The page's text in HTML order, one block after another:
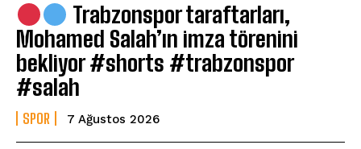
Trabzonspor taraftarları,
Mohamed Salah’ın imza törenini
bekliyor #shorts #trabzonspor
#salah
SPOR 7 Ağustos 2026